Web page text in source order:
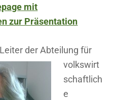
mit
zur Präsentation
der Abteilung für
volkswirt
schaftlich
e